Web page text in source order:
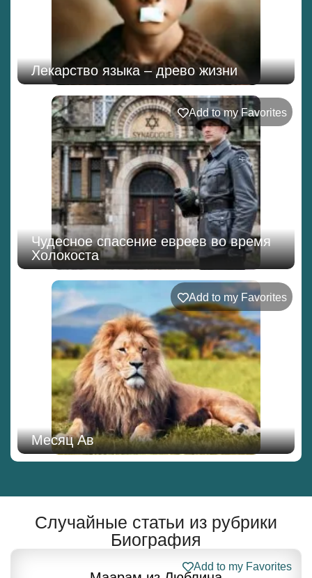
Лекарство языка – древо жизни
Add to my Favorites
Чудесное спасение евреев во время
Холокоста
Add to my Favorites
Месяц Ав
Случайные статьи из рубрики
Биография
Add to my Favorites